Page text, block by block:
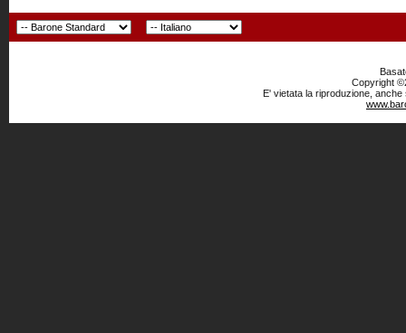
Copyright
E' vietata la riproduzione,